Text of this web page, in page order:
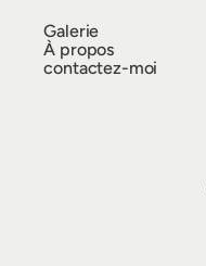
Galerie
À propos
contactez-moi